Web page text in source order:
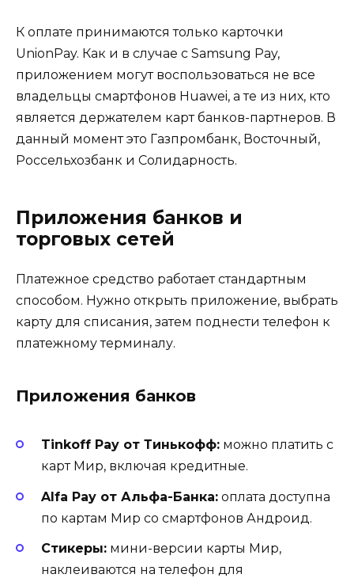
К оплате принимаются только карточки
UnionPay. Как и в случае с Samsung Pay,
приложением могут воспользоваться не все
владельцы смартфонов Huawei, а те из них, кто
является держателем карт банков-партнеров. В
данный момент это Газпромбанк, Восточный,
Россельхозбанк и Солидарность.
Приложения банков и
торговых сетей
Платежное средство работает стандартным
способом. Нужно открыть приложение, выбрать
карту для списания, затем поднести телефон к
платежному терминалу.
Приложения банков
Tinkoff Pay от Тинькофф: можно платить с
карт Мир, включая кредитные.
Alfa Pay от Альфа-Банка: оплата доступна
по картам Мир со смартфонов Андроид.
Стикеры: мини-версии карты Мир,
наклеиваются на телефон для